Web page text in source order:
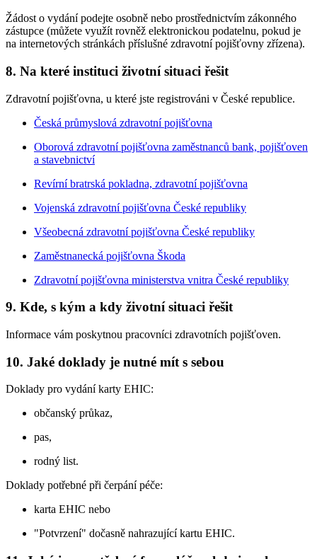
Žádost o vydání podejte osobně nebo prostřednictvím zákonného
zástupce (můžete využít rovněž elektronickou podatelnu, pokud je
na internetových stránkách příslušné zdravotní pojišťovny zřízena).
8. Na které instituci životní situaci řešit
Zdravotní pojišťovna, u které jste registrováni v České republice.
Česká průmyslová zdravotní pojišťovna
Oborová zdravotní pojišťovna zaměstnanců bank, pojišťoven
a stavebnictví
Revírní bratrská pokladna, zdravotní pojišťovna
Vojenská zdravotní pojišťovna České republiky
Všeobecná zdravotní pojišťovna České republiky
Zaměstnanecká pojišťovna Škoda
Zdravotní pojišťovna ministerstva vnitra České republiky
9. Kde, s kým a kdy životní situaci řešit
Informace vám poskytnou pracovníci zdravotních pojišťoven.
10. Jaké doklady je nutné mít s sebou
Doklady pro vydání karty EHIC:
občanský průkaz,
pas,
rodný list.
Doklady potřebné při čerpání péče:
karta EHIC nebo
"Potvrzení" dočasně nahrazující kartu EHIC.